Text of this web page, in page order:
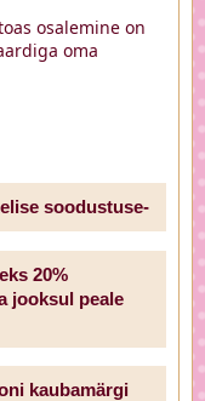
osalemine on
oma
soodustuse-
20%
jooksul peale
kaubamärgi